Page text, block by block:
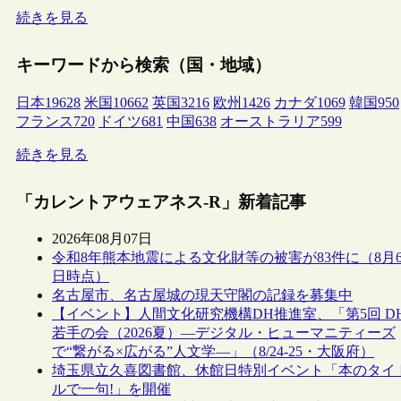
続きを見る
キーワードから検索（国・地域）
日本19628 米国 10662 英国3216 欧州 1426 カナダ1069 韓国950
フランス720 ドイツ681 中国638 オーストラリア599
続きを見る
「カレントアウェアネス-R」新着記事
2026年08月07日
令和8年熊本地震による文化財等の被害が83件に（8月
日時点）
名古屋市、名古屋城の現天守閣の記録を募集中
【イベント】人間文化研究機構DH推進室、「第5回
若手の会（2026夏）―デジタル・ヒューマニティーズ
で“繋がる×広がる”人文学―」（8/24-25・大阪府）
埼玉県立久喜図書館、休館日特別イベント「本のタイ
ルで一句!」を開催